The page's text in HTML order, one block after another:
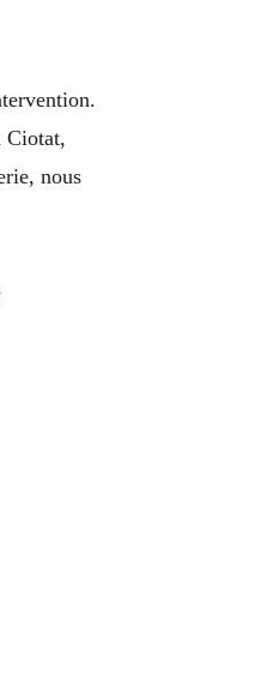
Ciotat,
nous